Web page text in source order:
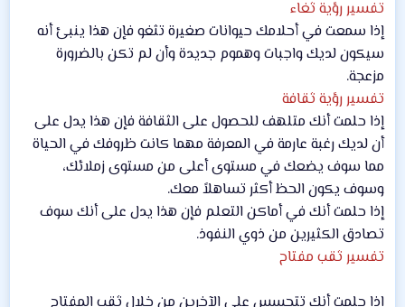
تفسير رؤية ثغاء
إذا سمعت في أحلامك حيوانات صغيرة تثغو فإن هذا ينبئ أنه
سيكون لديك واجبات وهموم جديدة وأن لم تكن بالضرورة
مزعجة.
تفسير رؤية ثقافة
إذا حلمت أنك متلهف للحصول على الثقافة فإن هذا يدل على
أن لديك رغبة عارمة في المعرفة مهما كانت ظروفك في الحياة
مما سوف يضعك في مستوى أعلى من مستوى زملائك،
وسوف يكون الحظ أكثر تساهلاً معك.
إذا حلمت أنك في أماكن التعلم فإن هذا يدل على أنك سوف
تصادق الكثيرين من ذوي النفوذ.
تفسير ثقب مفتاح
إذا حلمت أنك تتجسس على الآخرين من خلال ثقب المفتاح